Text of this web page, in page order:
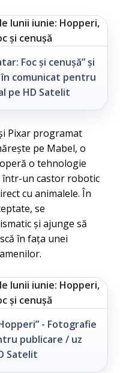
Foc și cenușă” și
în comunicat pentru
pe HD Satelit
Pixar programat
pe Mabel, o
o tehnologie
un castor robotic
cu animalele. În
se
și ajunge să
în fața unei
- Fotografie
publicare / uz
Satelit